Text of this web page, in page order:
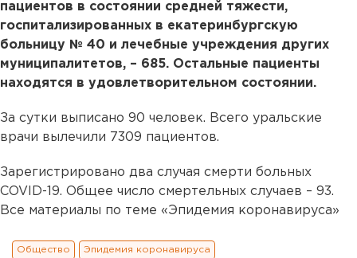
пациентов в состоянии средней тяжести,
госпитализированных в екатеринбургскую
больницу № 40 и лечебные учреждения других
муниципалитетов, – 685. Остальные пациенты
находятся в удовлетворительном состоянии.
За сутки выписано 90 человек. Всего уральские
врачи вылечили 7309 пациентов.
Зарегистрировано два случая смерти больных
COVID-19. Общее число смертельных случаев – 93.
Все материалы по теме «Эпидемия коронавируса»
Общество Эпидемия коронавируса